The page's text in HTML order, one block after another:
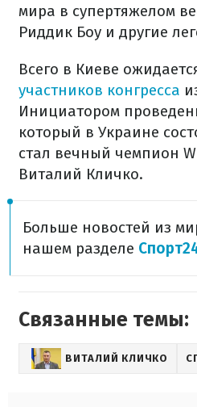
мира в супертяжелом
Риддик Боу и другие
Всего в Киеве
участников конгресса
Инициатором
который в Украине
стал вечный чемпион
Виталий Кличко.
Больше новостей из
нашем разделе
Связанные темы:
ВИТАЛИЙ КЛИЧКО